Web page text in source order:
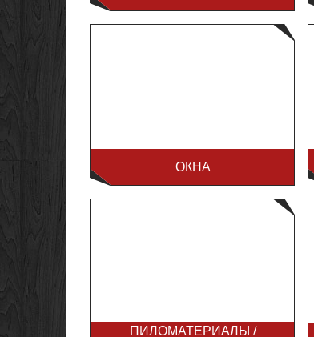
ОКНА
ПИЛОМАТЕРИАЛЫ /